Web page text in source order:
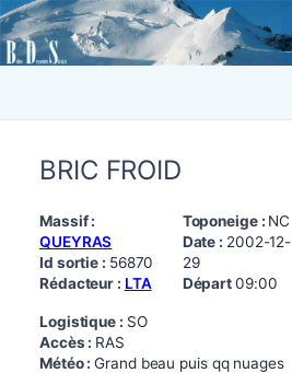
BRIC FROID
Massif :
QUEYRAS
Id sortie : 56870
Rédacteur : LTA
Toponeige : NC
Date : 2002-12-
29
Départ09:00
Logistique : SO
Accès : RAS
Météo :Grand beau puis qq nuages